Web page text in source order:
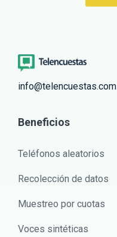
info@telencuestas.com
Beneficios
Teléfonos aleatorios
Recolección de datos
Muestreo por cuotas
Voces sintéticas